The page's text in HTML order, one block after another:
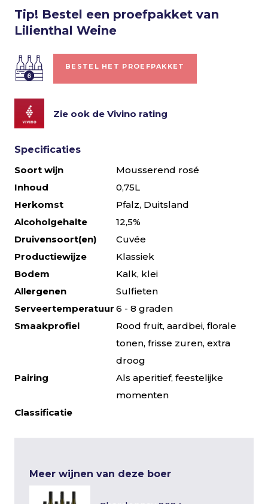
Tip! Bestel een proefpakket van
Lilienthal Weine
BESTEL HET PROEFPAKKET
Zie ook de Vivino rating
Specificaties
Soort wijn
Mousserend rosé
Inhoud
0,75L
Herkomst
Pfalz, Duitsland
Alcoholgehalte
12,5%
Druivensoort(en)
Cuvée
Productiewijze
Klassiek
Bodem
Kalk, klei
Allergenen
Sulfieten
Serveertemperatuur 6 - 8 graden
Smaakprofiel
Rood fruit, aardbei, florale
tonen, frisse zuren, extra
droog
Pairing
Als aperitief, feestelijke
momenten
Classificatie
Meer wijnen van deze boer